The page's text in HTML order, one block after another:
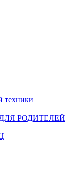
техники
РОДИТЕЛЕЙ